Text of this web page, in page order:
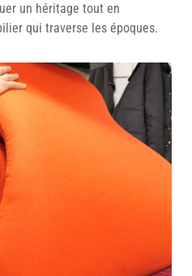
un héritage tout en
qui traverse les époques.